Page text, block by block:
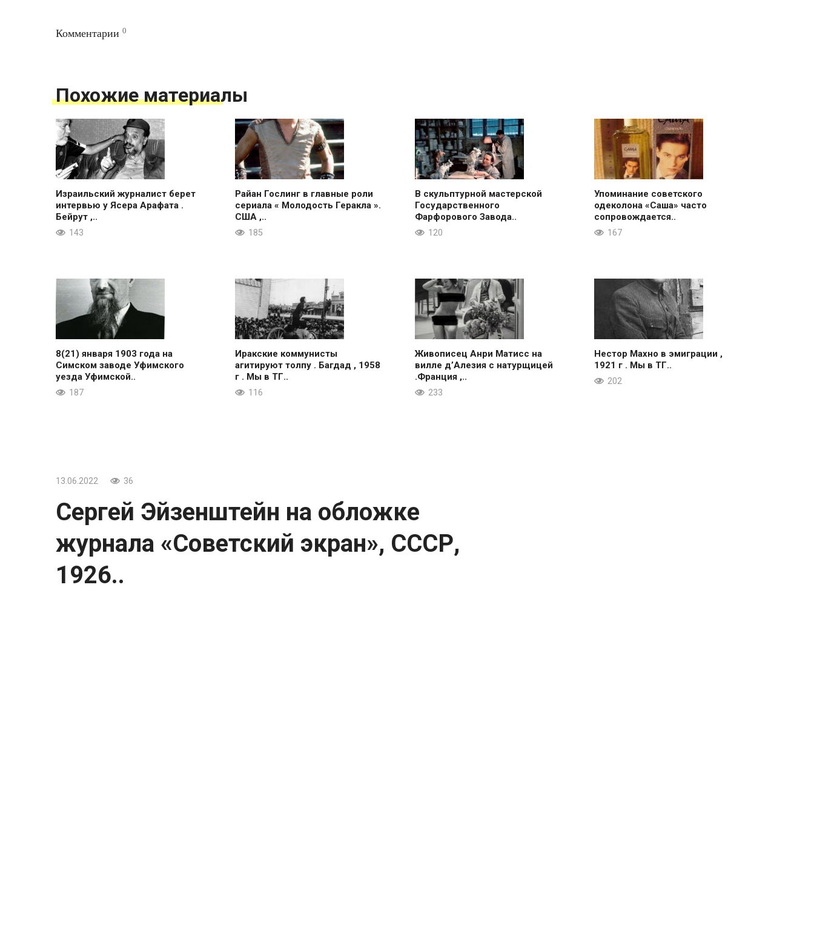
Комментарии 0
Похожие материалы
Израильский журналист берет
интервью у Ясера Арафата .
Бейрут ,..
143
Райан Гослинг в главные роли
сериала « Молодость Геракла ».
США ,..
185
В скульптурной мастерской
Государственного
Фарфорового Завода..
120
Упоминание советского
одеколона «Саша» часто
сопровождается..
167
8(21) января 1903 года на
Симском заводе Уфимского
уезда Уфимской..
187
Иракские коммунисты
агитируют толпу . Багдад , 1958
г . Мы в ТГ..
116
Живописец Анри Матисс на
вилле д’Алезия с натурщицей
.Франция ,..
233
Нестор Махно в эмиграции ,
1921 г . Мы в ТГ..
202
13.06.2022 36
Сергей Эйзенштейн на обложке
журнала «Советский экран», СССР,
1926..